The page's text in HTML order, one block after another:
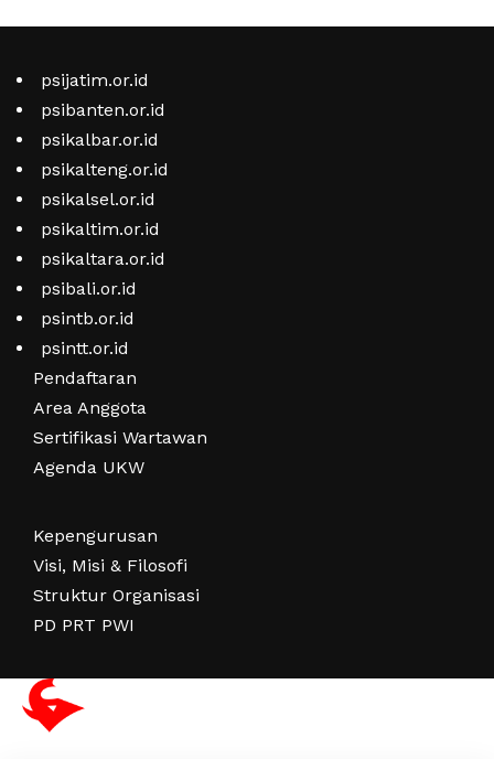
psijatim.or.id
psibanten.or.id
psikalbar.or.id
psikalteng.or.id
psikalsel.or.id
psikaltim.or.id
psikaltara.or.id
psibali.or.id
psintb.or.id
psintt.or.id
Pendaftaran
Area Anggota
Sertifikasi Wartawan
Agenda UKW
Kepengurusan
Visi, Misi & Filosofi
Struktur Organisasi
PD PRT PWI